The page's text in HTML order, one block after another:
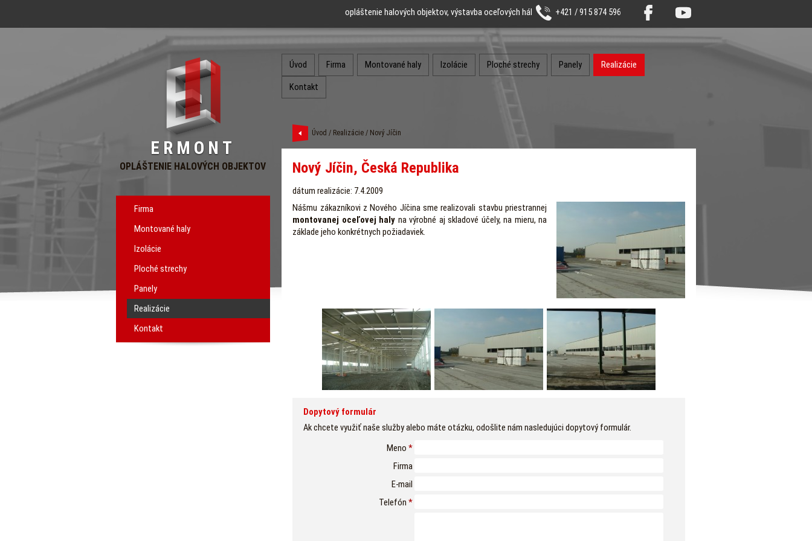
opláštenie halových objektov, výstavba oceľových hál +421 / 915 874 596
ERMONT
OPLÁŠTENIE HALOVÝCH OBJEKTOV
Firma
Montované haly
Izolácie
Ploché strechy
Panely
Realizácie
Kontakt
Úvod Firma Montované haly Izolácie Ploché strechy Panely Realizácie
Kontakt
Úvod / Realizácie / Nový Jíčin
Nový Jíčin, Česká Republika
dátum realizácie: 7.4.2009
Nášmu zákazníkovi z Nového Jíčina sme realizovali stavbu priestrannej
montovanej oceľovej haly na výrobné aj skladové účely, na mieru, na
základe jeho konkrétnych požiadaviek.
Dopytový formulár
Ak chcete využiť naše služby alebo máte otázku, odošlite nám nasledujúci dopytový formulár.
Meno *
Firma
E-mail
Telefón *